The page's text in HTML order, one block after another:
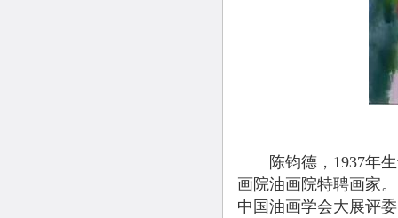
陈钧德，1937年生
画院油画院特聘画家
中国油画学会大展评